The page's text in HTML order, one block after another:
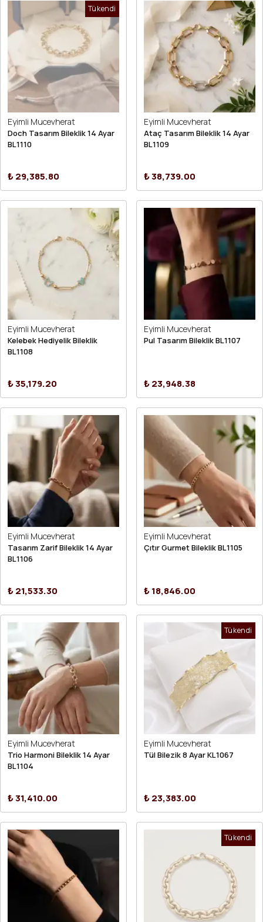
Tükendi
Eyimli Mucevherat
Doch Tasarım Bileklik 14 Ayar
BL1110
₺ 29,385.80
Eyimli Mucevherat
Ataç Tasarım Bileklik 14 Ayar
BL1109
₺ 38,739.00
Eyimli Mucevherat
Kelebek Hediyelik Bileklik
BL1108
₺ 35,179.20
Eyimli Mucevherat
Pul Tasarım Bileklik BL1107
₺ 23,948.38
Eyimli Mucevherat
Tasarım Zarif Bileklik 14 Ayar
BL1106
₺ 21,533.30
Eyimli Mucevherat
Çıtır Gurmet Bileklik BL1105
₺ 18,846.00
Eyimli Mucevherat
Trio Harmoni Bileklik 14 Ayar
BL1104
₺ 31,410.00
Tükendi
Eyimli Mucevherat
Tül Bilezik 8 Ayar KL1067
₺ 23,383.00
Tükendi